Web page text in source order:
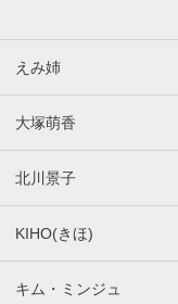
えみ姉
大塚萌香
北川景子
KIHO(きほ)
キム・ミンジュ